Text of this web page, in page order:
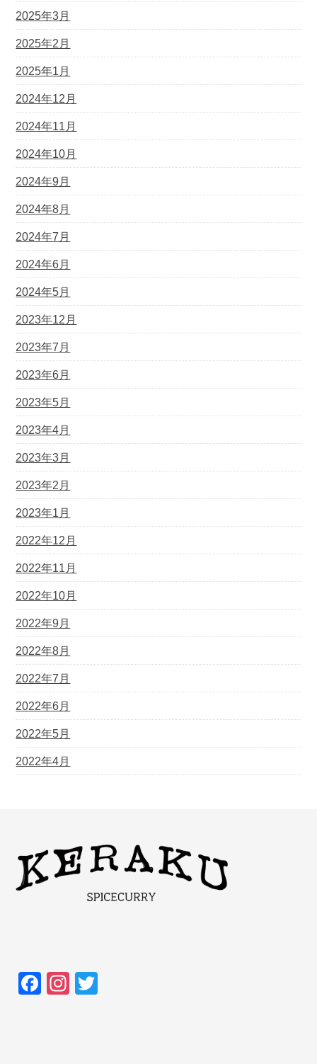
2025年3月
2025年2月
2025年1月
2024年12月
2024年11月
2024年10月
2024年9月
2024年8月
2024年7月
2024年6月
2024年5月
2023年12月
2023年7月
2023年6月
2023年5月
2023年4月
2023年3月
2023年2月
2023年1月
2022年12月
2022年11月
2022年10月
2022年9月
2022年8月
2022年7月
2022年6月
2022年5月
2022年4月
F
In